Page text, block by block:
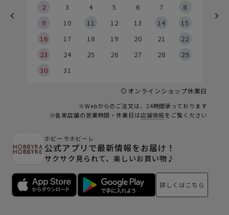
2
3 4 5 6 7
8
9
10 11 12 13 14
15
16
17 18 19 20 21
22
23
24 25 26 27 28
29
30
31
オンラインショップ休業日
※Webからのご注文は、24時間承っております
※各実店舗の営業時間・休業日は店舗情報をご覧ください
ホビーラホビーレ
公式アプリで最新情報をお届け！
サクサク見られて、楽しいお買い物♪
詳しくはこちら